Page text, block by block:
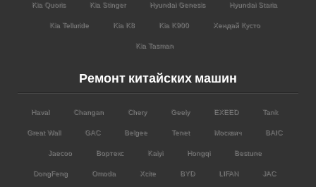
Kia Quoris Kia Stinger Hyundai Genesis Hyundai Staria
Kia Telluride Kia K8 Kia K900 Хендай Кусто
Kia Tasman
Ремонт китайских машин
Haval Changan Chery Geely EXEED Tank
Great Wall GAC Belgee Tenet Москвич BAIC
Jaecoo Вортекс Kaiyi Hongqi Bestune
DongFeng Omoda Xcite BYD LIFAN JAC